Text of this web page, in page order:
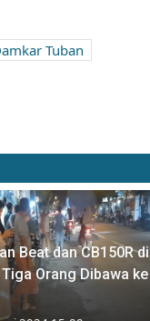
Tuban
Beat dan CB150R di
Orang Dibawa ke